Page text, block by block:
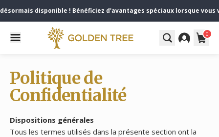
disponible ! Bénéficiez d'avantages spéciaux lorsque vous
0
Politique de
Confidentialité
Dispositions générales
Tous les termes utilisés dans la présente section ont la